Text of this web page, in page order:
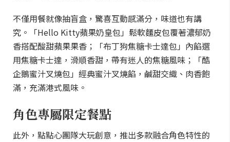
不僅用餐就像抽盲盒，驚喜互動感滿分，味道也有講
究。「Hello Kitty蘋果奶皇包」鬆軟麵皮包覆著濃郁奶
香搭配酸甜蘋果果香；「布丁狗焦糖卡士達包」內餡選
用焦糖卡士達，滑順香甜，帶有迷人的焦糖風味；「酷
企鵝蜜汁叉燒包」經典蜜汁叉燒餡，鹹甜交織、肉香飽
滿，充滿港式風味。
角色專屬限定餐點
此外，點點心團隊大玩創意，推出多款融合角色特性的